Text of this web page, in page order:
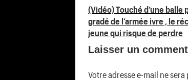
Navigation
de
l’article
(Vidéo) Touché d’une balle
gradé de l’armée ivre , le
jeune qui risque de perdre
Laisser un
Votre adresse e-mail ne sera